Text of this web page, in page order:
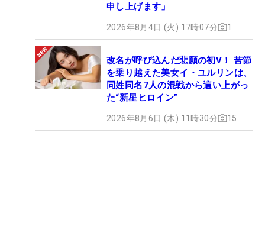
申し上げます」
2026年8月4日 (火) 17時07分 1
改名が呼び込んだ悲願の初V！ 苦節
を乗り越えた美女イ・ユルリンは、
同姓同名7人の混戦から這い上がっ
た“新星ヒロイン”
2026年8月6日 (木) 11時30分 15